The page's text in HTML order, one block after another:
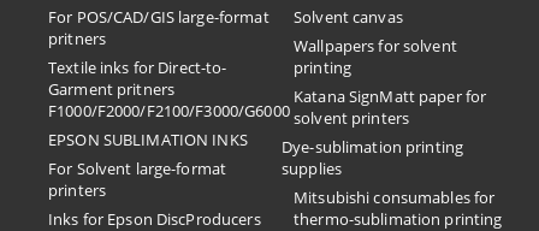
For POS/CAD/GIS large-format
pritners
Textile inks for Direct-to-
Garment pritners
F1000/F2000/F2100/F3000/G6000
EPSON SUBLIMATION INKS
For Solvent large-format
printers
Inks for Epson DiscProducers
Solvent canvas
Wallpapers for solvent
printing
Katana SignMatt paper for
solvent printers
Dye-sublimation printing
supplies
Mitsubishi consumables for
thermo-sublimation printing